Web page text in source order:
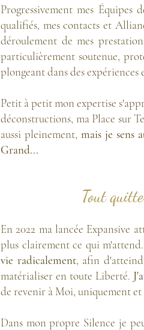
Progressivement mes
qualifiés, mes contacts et
déroulement de mes
particulièrement soutenue,
plongeant dans des
Petit à petitmon expertise
déconstructions, ma Place sur
aussi pleinement,mais je sens
Grand...
Tout
En 2022 ma lancée Expansive
plus clairement ce qui m'attend.
vie radicalement, afin
matérialiser en toute Liberté.
de revenir à Moi, uniquement
Dans mon propre Silence je